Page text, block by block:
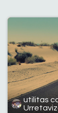
utilitas